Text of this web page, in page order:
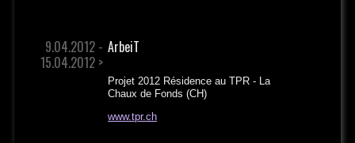
9.04.2012 -
15.04.2012 >
ArbeiT
Projet 2012 Résidence au TPR - La
Chaux de Fonds (CH)
www.tpr.ch